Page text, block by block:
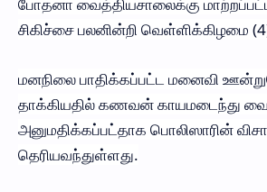
சிகிச்சை பலனின்றி வெள்ளிக்கிழமை
மனநிலை பாதிக்கப்பட்ட மனைவி
தாக்கியதில் கணவன் காயமடைந்து
அனுமதிக்கப்பட்தாக பொலிஸாரின்
தெரியவந்துள்ளது.